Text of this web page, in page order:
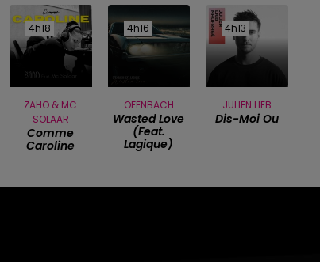
4h18
4h18
ZAHO & MC
SOLAAR
Comme
Caroline
4h16
4h16
OFENBACH
Wasted Love
(feat.
Lagique)
4h13
4h13
JULIEN LIEB
Dis-Moi Ou